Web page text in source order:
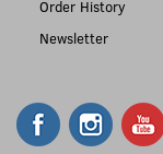
Order History
Newsletter